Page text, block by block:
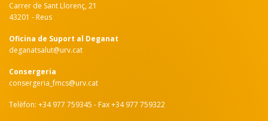
Carrer de Sant Llorenç, 21
43201 - Reus
Oficina de Suport al Deganat
deganatsalut@urv.cat
Consergeria
consergeria_fmcs@urv.cat
Telèfon: +34 977 759345 - Fax +34 977 759322